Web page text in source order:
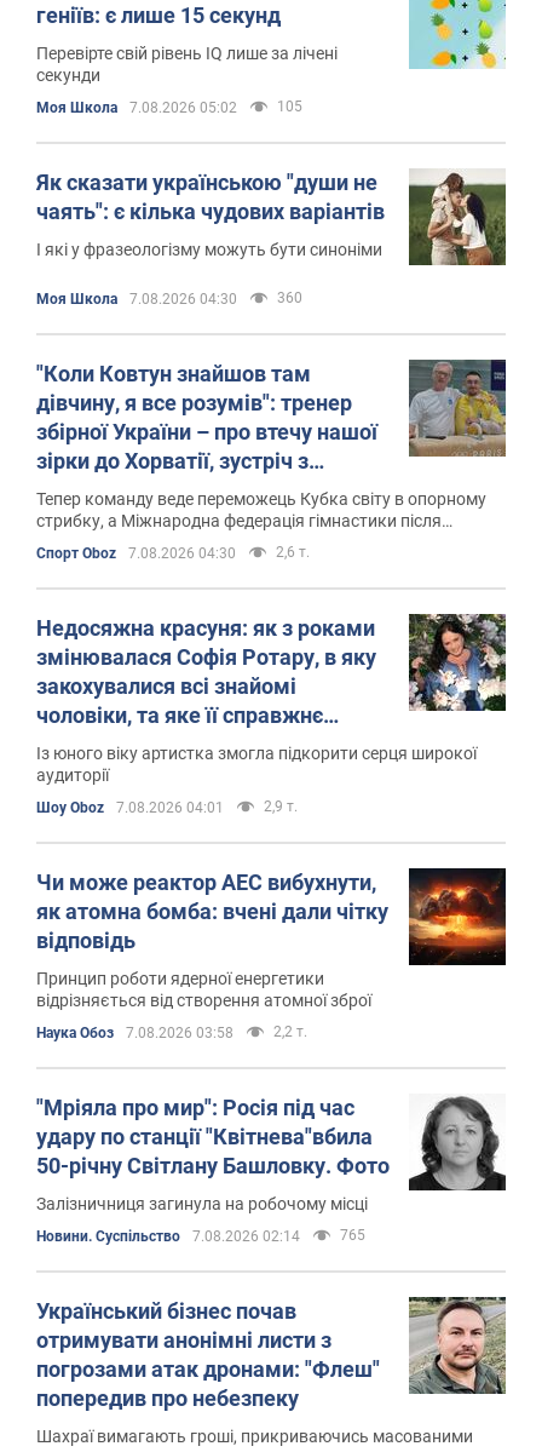
геніїв: є лише 15 секунд
Перевірте свій рівень IQ лише за лічені
секунди
Моя Школа 7.08.2026 05:02 105
Як сказати українською "души не
чаять": є кілька чудових варіантів
І які у фразеологізму можуть бути синоніми
Моя Школа 7.08.2026 04:30 360
"Коли Ковтун знайшов там
дівчину, я все розумів": тренер
збірної України – про втечу нашої
зірки до Хорватії, зустріч з
росіянами на помості і нового
лідера
Тепер команду веде переможець Кубка світу в опорному
стрибку, а Міжнародна федерація гімнастики після
повернення всіх прав РФ вигадала покарання за протести
Спорт Oboz 7.08.2026 04:30 2,6 т.
Недосяжна красуня: як з роками
змінювалася Софія Ротару, в яку
закохувалися всі знайомі
чоловіки, та яке її справжнє
прізвище
Із юного віку артистка змогла підкорити серця широкої
аудиторії
Шоу Oboz 7.08.2026 04:01 2,9 т.
Чи може реактор АЕС вибухнути,
як атомна бомба: вчені дали чітку
відповідь
Принцип роботи ядерної енергетики
відрізняється від створення атомної зброї
Наука Обоз 7.08.2026 03:58 2,2 т.
"Мріяла про мир": Росія під час
удару по станції "Квітнева"вбила
50-річну Світлану Башловку. Фото
Залізничниця загинула на робочому місці
Новини. Суспільство 7.08.2026 02:14 765
Український бізнес почав
отримувати анонімні листи з
погрозами атак дронами: "Флеш"
попередив про небезпеку
Шахраї вимагають гроші, прикриваючись масованими